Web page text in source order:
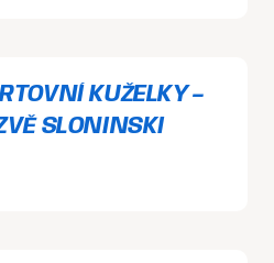
KUŽELKY –
SLONINSKI